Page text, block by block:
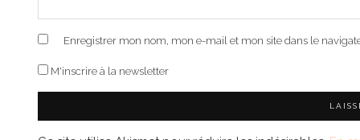
Enregistrer mon nom, mon e-mail et mon site dans le
M'inscrire à la newsletter